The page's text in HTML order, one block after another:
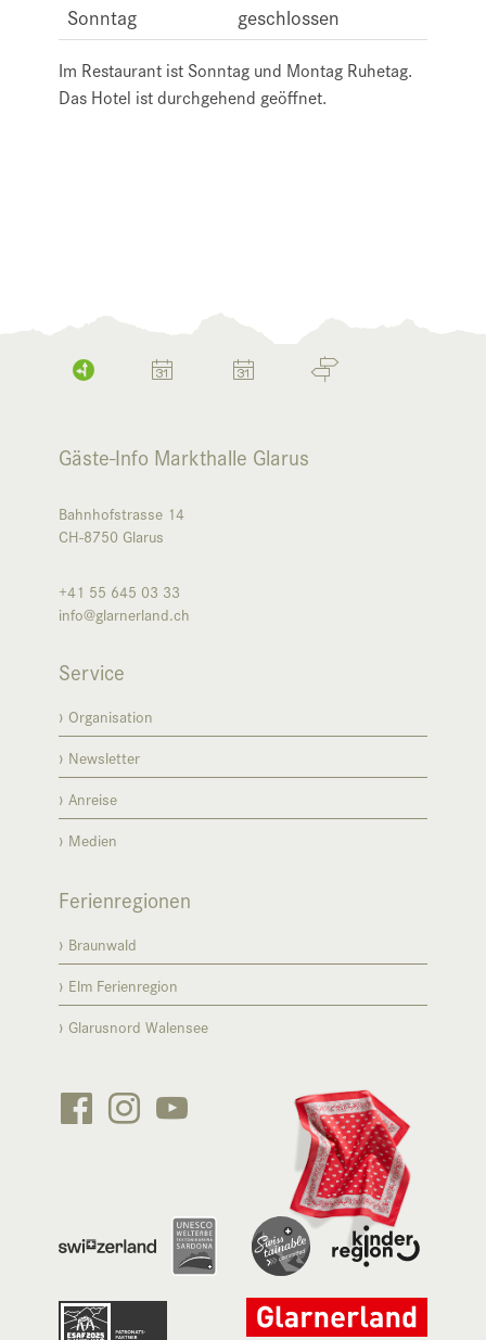
Sonntag
geschlossen
Im Restaurant ist Sonntag und Montag Ruhetag.
Das Hotel ist durchgehend geöffnet.
Gäste-Info Markthalle Glarus
Bahnhofstrasse 14
CH-8750 Glarus
+41 55 645 03 33
info@glarnerland.ch
Service
Organisation
Newsletter
Anreise
Medien
Ferienregionen
Braunwald
Elm Ferienregion
Glarusnord Walensee

 